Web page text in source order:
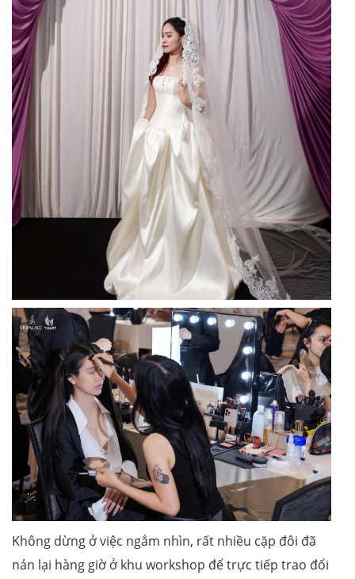
Không dừng ở việc ngắm nhìn, rất nhiều cặp đôi đã
nán lại hàng giờ ở khu workshop để trực tiếp trao đổi